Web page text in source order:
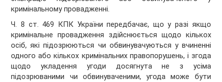
кримінальному провадженні.
Ч. 8 ст. 469 КПК України передбачає, що у разі якщо
кримінальне провадження здійснюється щодо кількох
осіб, які підозрюються чи обвинувачуються у вчиненні
одного або кількох кримінальних правопорушень, і згода
щодо укладення угоди досягнута не з усіма
підозрюваними чи обвинуваченими, угода може бути